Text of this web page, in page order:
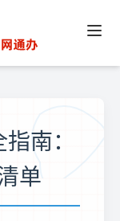
南：
单